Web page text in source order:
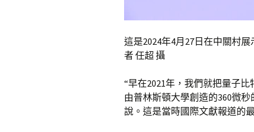
這是2024年4月27日在中關村
者 任超 攝
“早在2021年，我們就把量子
由普林斯頓大學創造的360微
說。這是當時國際文獻報道的